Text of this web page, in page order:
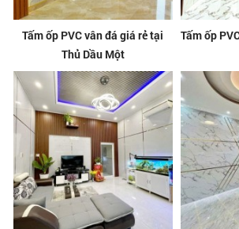
Tấm ốp PVC vân đá giá rẻ tại
Thủ Dầu Một
Tấm ốp